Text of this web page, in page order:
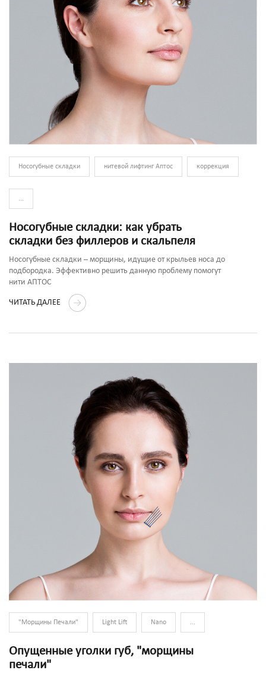
Носогубные складки нитевой лифтинг Аптос коррекция
...
Носогубные складки: как убрать
складки без филлеров и скальпеля
Носогубные складки – морщины, идущие от крыльев носа до
подбородка. Эффективно решить данную проблему помогут
нити АПТОС
ЧИТАТЬ ДАЛЕЕ
"Морщины Печали" Light Lift Nano ...
Опущенные уголки губ, "морщины
печали"